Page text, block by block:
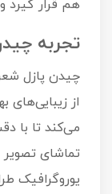
هم قرار گیرد
تجربه
چیدن پازل
از
می‌کند تا با
تماشای تصویر
یوروگرافیک